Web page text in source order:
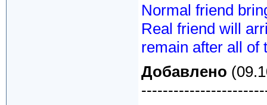
Normal friend
Real friend will
remain after all of
Добавлено